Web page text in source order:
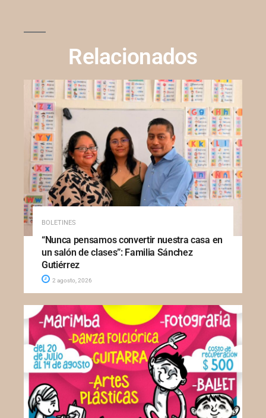
Relacionados
BOLETINES
“Nunca pensamos convertir nuestra casa en
un salón de clases”: Familia Sánchez
Gutiérrez
2 agosto, 2026